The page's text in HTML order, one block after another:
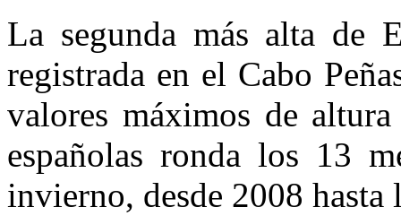
La segunda más alta de
registrada en el Cabo
valores máximos de
españolas ronda los 13
invierno, desde 2008 hasta